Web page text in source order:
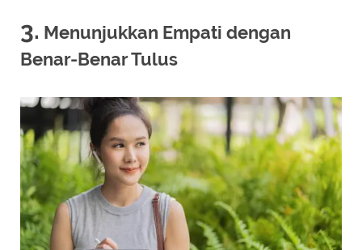
3. Menunjukkan Empati dengan
Benar-Benar Tulus